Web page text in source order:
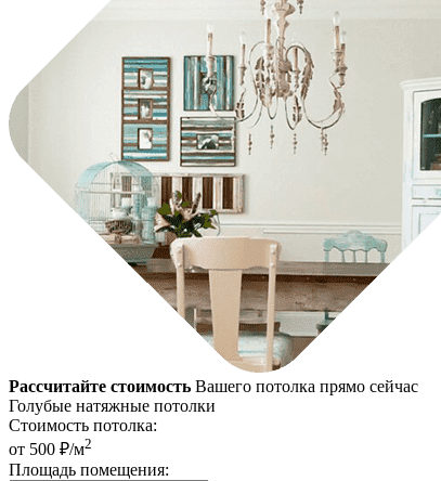
Рассчитайте стоимость Вашего потолка прямо сейчас
Голубые натяжные потолки
Стоимость потолка:
от 500 ₽/м2
Площадь помещения: